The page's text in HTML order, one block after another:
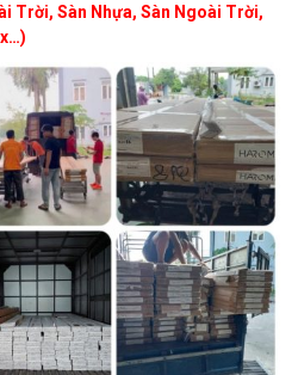
Trời, Sàn Nhựa, Sàn Ngoài Trời,